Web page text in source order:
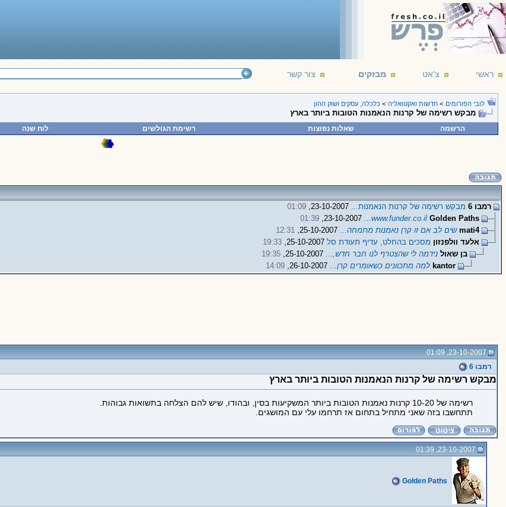
ראשי צ'אט מבזקים צור קשר
לובי הפורומים > חדשות ואקטואליה > כלכלה, עסקים ושוק ההון
מבקש רשימה של קרנות הנאמנות הטובות ביותר בארץ
הרשמה שאלות נפוצות רשימת הגולשים לוח שנה
רמבו 6 מבקש רשימה של קרנות הנאמנות...
01:09
Golden Paths
www.funder.co.il...
23-10-2007,
01:39
mati4 שים לב אם זו קרן נאמנות מתמחה...25-10-2007,
12:31
אלעד וולפנזון מסכים בהחלט, עדיף תעודת סל25-10-2007,
19:33
בן שאול נידמה לי שהצטרף לנו חבר חדש,...25-10-2007,
19:35
kantor למה מתכוונים כשאומרים קרן...26-10-2007,
14:09
23-10-2007, 01:09
רמבו 6
מבקש רשימה של קרנות הנאמנות הטובות ביותר בארץ
רשימה של 10-20 קרנות נאמנות הטובות ביותר המשקיעות בסין, ובהודו, שיש להם הצלחה בתשואות גבוהות.
תתחשבו בזה שאני מתחיל בתחום אז תרחמו עלי עם המושגים.
23-10-2007, 01:39
Golden Paths